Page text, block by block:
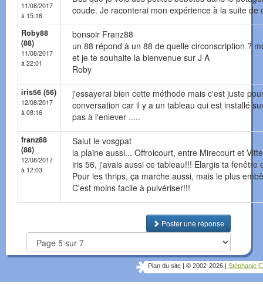
11/08/2017
à 15:16
coude. Je raconterai mon expérience à la suite de
Roby88
(88)
11/08/2017
à 22:01
bonsoir Franz88
un 88 répond à un 88 de quelle circonscription ?
et je te souhaite la bienvenue sur J A
Roby
iris56 (56)
12/08/2017
à 08:16
j'essayerai bien cette méthode mais c'est juste
conversation car il y a un tableau qui est installé
pas à l'enlever .....
franz88
(88)
12/08/2017
à 12:03
Salut le vosgpat
la plaine aussi... Offroicourt, entre Mirecourt et
iris 56, j'avais aussi ce tableau!!! Elargis ta fenêtre
Pour les thrips, ça marche aussi, mais le plus
C'est moins facile à pulvériser!!!
Poster une réponse
Plan du site © 2002-2026 Stéphanie C